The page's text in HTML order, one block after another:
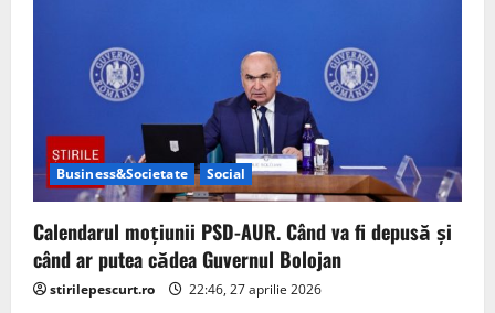
i
o
n
Business&Societate Social
Calendarul moțiunii PSD-AUR. Când va fi depusă și
când ar putea cădea Guvernul Bolojan
stirilepescurt.ro 22:46, 27 aprilie 2026